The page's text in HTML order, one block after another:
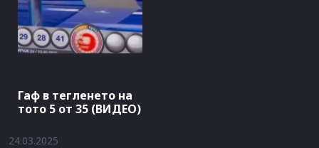
Гаф в тегленето на
тото 5 от 35 (ВИДЕО)
24.03.2025